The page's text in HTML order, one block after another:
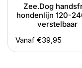
Zee.Dog
hondenlijn 120-
verstelbaar
Normale
prijs
Vanaf €39,95